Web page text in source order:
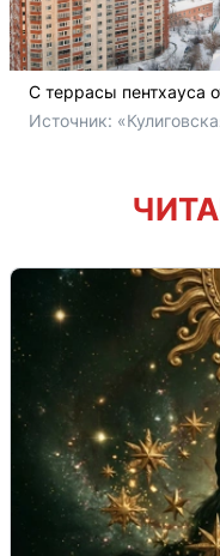
С террасы пентхауса
Источник: